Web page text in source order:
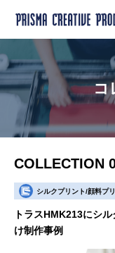
コ
COLLECTION
シルクプリント/顔料プ
トラスHMK213にシ
け制作事例